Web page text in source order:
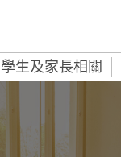
學生及家長相關